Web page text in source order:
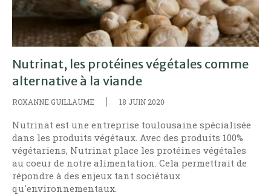
Nutrinat, les protéines végétales comme
alternative à la viande
ROXANNE GUILLAUME 18 JUIN 2020
Nutrinat est une entreprise toulousaine spécialisée
dans les produits végétaux. Avec des produits 100%
végétariens, Nutrinat place les protéines végétales
au coeur de notre alimentation. Cela permettrait de
répondre à des enjeux tant sociétaux
qu'environnementaux.